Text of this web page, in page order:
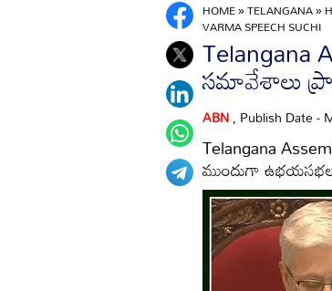
HOME»TELANGANA»
VARMA SPEECH SUCHI
Telangana
సమావేశాలు
ABN, Publish Date -
Telangana
ముందుగా